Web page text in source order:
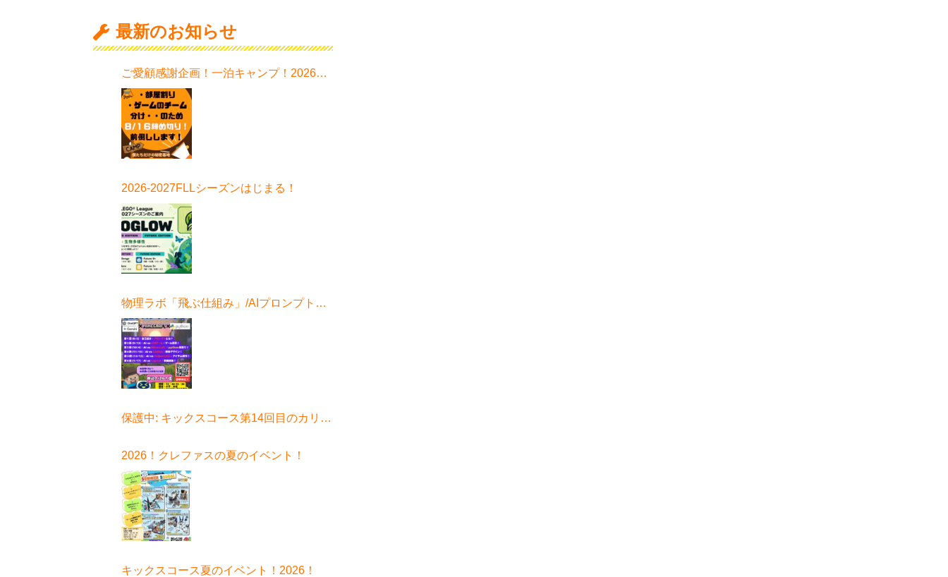
最新のお知らせ
ご愛顧感謝企画！一泊キャンプ！2026！
日程はこちら！
2026-2027FLLシーズンはじまる！
物理ラボ「飛ぶ仕組み」/AIプロンプトラ
ボ始まる！
保護中: キックスコース第14回目のカリキ
2026！クレファスの夏のイベント！
キックスコース夏のイベント！2026！